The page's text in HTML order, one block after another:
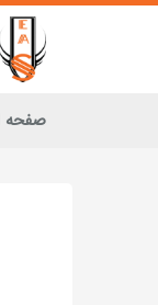
صفحه